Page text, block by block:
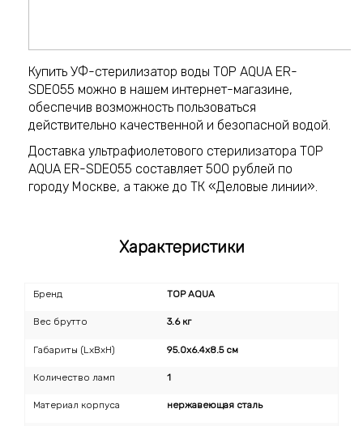
Купить УФ-стерилизатор воды TOP AQUA ER-
SDE055 можно в нашем интернет-магазине,
обеспечив возможность пользоваться
действительно качественной и безопасной водой.
Доставка ультрафиолетового стерилизатора TOP
AQUA ER-SDE055 составляет 500 рублей по
городу Москве, а также до ТК «Деловые линии».
Характеристики
Бренд TOP AQUA
Вес брутто 3.6 кг
Габариты (LxBxH) 95.0x6.4x8.5 см
Количество ламп 1
Материал корпуса нержавеющая сталь